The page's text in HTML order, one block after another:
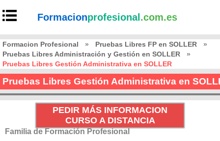
Formacionprofesional .com.es
Formacion Profesional » Pruebas Libres FP en SOLLER
»
Pruebas Libres Administración y Gestión en SOLLER
»
Pruebas Libres Gestión Administrativa en SOLLER
Pruebas Libres Gestión Administrativa en
PEDIR MÁS INFORMACION
CURSO A DISTANCIA
Familia de Formación Profesional